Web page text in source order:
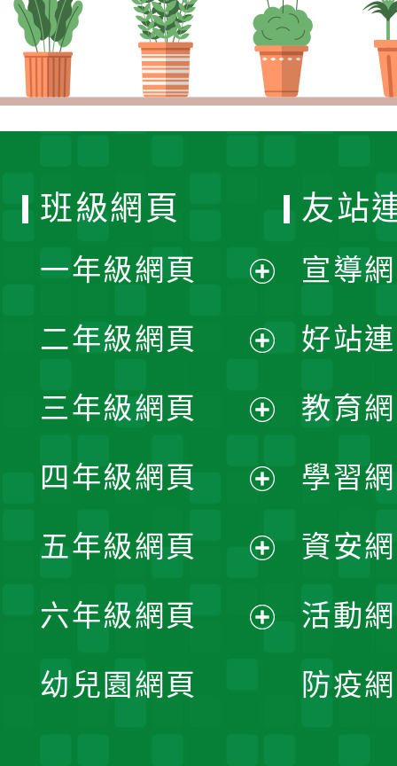
班級網頁
一年級網頁
開
選
單
二年級網頁
開
選
單
三年級網頁
開
選
單
四年級網頁
開
選
五年級網頁
開
六年級網頁
幼兒園網頁
友站
宣導
好站
教育
學習
資安
活動
防疫